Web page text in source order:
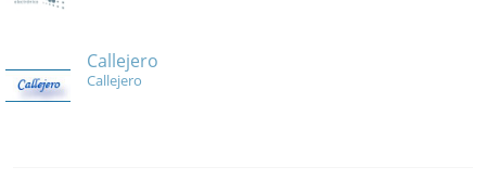
Callejero
Callejero